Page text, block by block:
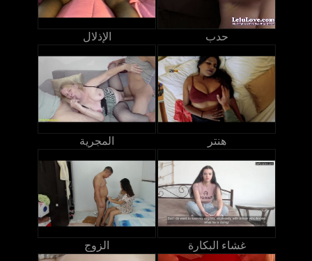
الإذلال حدب
المجرية هنتر
الزوج غشاء البكارة